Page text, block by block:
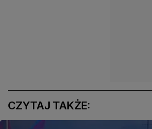
CZYTAJ TAKŻE: